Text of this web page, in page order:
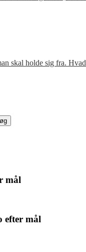
skal holde sig fra.
mål
efter mål